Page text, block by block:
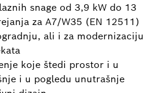
snage od 3,9 kW do 13
za A7/W35 (EN 12511)
ali i za modernizaciju
koje štedi prostor i u
i u pogledu unutrašnje